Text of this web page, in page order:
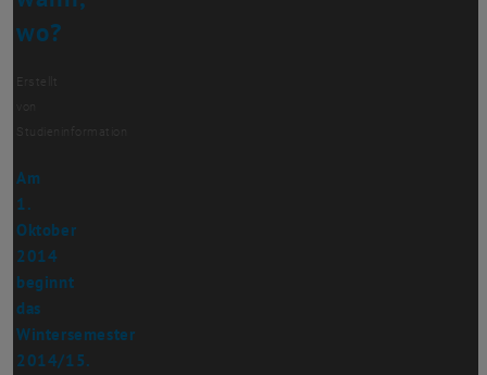
wo?
Erstellt
Studieninformation
Am
1.
Oktober
2014
beginnt
das
Wintersemester
2014/15.